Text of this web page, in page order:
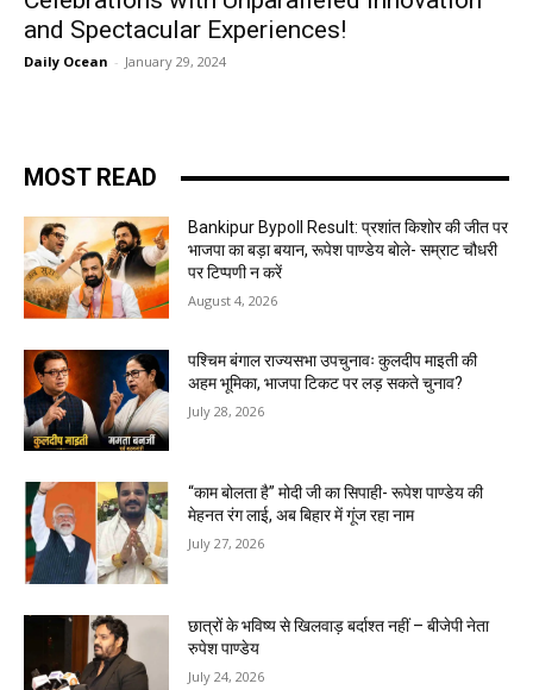
and Spectacular Experiences!
Daily Ocean - January 29, 2024
MOST READ
Bankipur Bypoll Result: प्रशांत किशोर की जीत पर
भाजपा का बड़ा बयान, रूपेश पाण्डेय बोले- सम्राट चौधरी
पर टिप्पणी न करें
August 4, 2026
पश्चिम बंगाल राज्यसभा उपचुनावः कुलदीप माइती की
अहम भूमिका, भाजपा टिकट पर लड़ सकते चुनाव?
July 28, 2026
“काम बोलता है” मोदी जी का सिपाही- रूपेश पाण्डेय की
मेहनत रंग लाई, अब बिहार में गूंज रहा नाम
July 27, 2026
छात्रों के भविष्य से खिलवाड़ बर्दाश्त नहीं – बीजेपी नेता
रुपेश पाण्डेय
July 24, 2026